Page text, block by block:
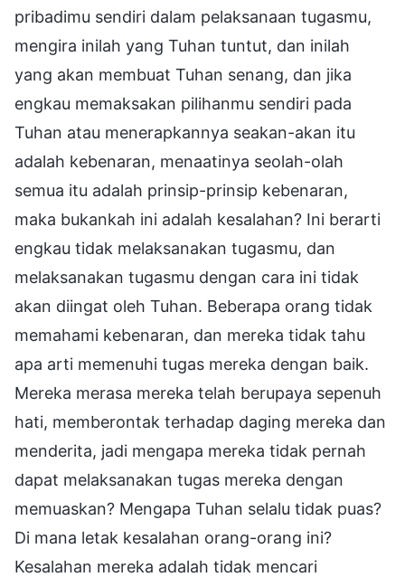
pribadimu sendiri dalam pelaksanaan tugasmu,
mengira inilah yang Tuhan tuntut, dan inilah
yang akan membuat Tuhan senang, dan jika
engkau memaksakan pilihanmu sendiri pada
Tuhan atau menerapkannya seakan-akan itu
adalah kebenaran, menaatinya seolah-olah
semua itu adalah prinsip-prinsip kebenaran,
maka bukankah ini adalah kesalahan? Ini berarti
engkau tidak melaksanakan tugasmu, dan
melaksanakan tugasmu dengan cara ini tidak
akan diingat oleh Tuhan. Beberapa orang tidak
memahami kebenaran, dan mereka tidak tahu
apa arti memenuhi tugas mereka dengan baik.
Mereka merasa mereka telah berupaya sepenuh
hati, memberontak terhadap daging mereka dan
menderita, jadi mengapa mereka tidak pernah
dapat melaksanakan tugas mereka dengan
memuaskan? Mengapa Tuhan selalu tidak puas?
Di mana letak kesalahan orang-orang ini?
Kesalahan mereka adalah tidak mencari